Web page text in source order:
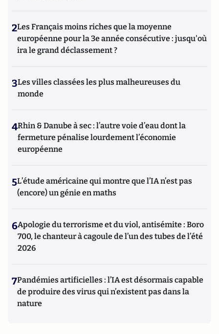
2Les Français moins riches que la moyenne
européenne pour la 3e année consécutive : jusqu'où
ira le grand déclassement ?
3Les villes classées les plus malheureuses du
monde
4Rhin & Danube à sec : l’autre voie d’eau dont la
fermeture pénalise lourdement l’économie
européenne
5L’étude américaine qui montre que l’IA n’est pas
(encore) un génie en maths
6Apologie du terrorisme et du viol, antisémite : Boro
700, le chanteur à cagoule de l’un des tubes de l’été
2026
7Pandémies artificielles : l’IA est désormais capable
de produire des virus qui n’existent pas dans la
nature